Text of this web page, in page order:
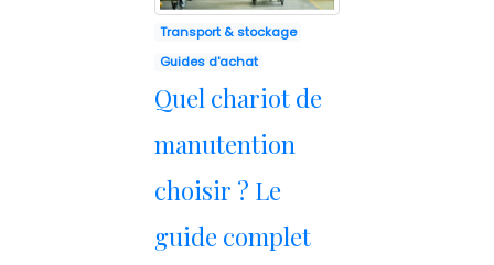
Transport & stockage
Guides d'achat
Quel chariot de
manutention
choisir ? Le
guide complet